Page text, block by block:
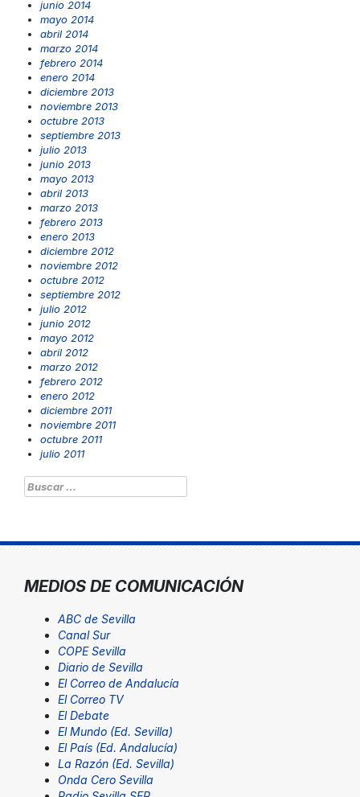
junio 2014
mayo 2014
abril 2014
marzo 2014
febrero 2014
enero 2014
diciembre 2013
noviembre 2013
octubre 2013
septiembre 2013
julio 2013
junio 2013
mayo 2013
abril 2013
marzo 2013
febrero 2013
enero 2013
diciembre 2012
noviembre 2012
octubre 2012
septiembre 2012
julio 2012
junio 2012
mayo 2012
abril 2012
marzo 2012
febrero 2012
enero 2012
diciembre 2011
noviembre 2011
octubre 2011
julio 2011
Buscar:
MEDIOS DE COMUNICACIÓN
ABC de Sevilla
Canal Sur
COPE Sevilla
Diario de Sevilla
El Correo de Andalucía
El Correo TV
El Debate
El Mundo (Ed. Sevilla)
El País (Ed. Andalucía)
La Razón (Ed. Sevilla)
Onda Cero Sevilla